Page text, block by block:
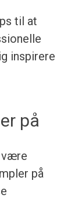
til at
inspirere
på
være
på